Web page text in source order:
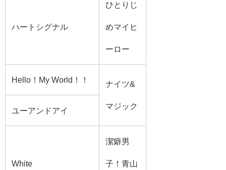
ハートシグナル
ひとりじ
めマイヒ
ーロー
Hello！My World！！ ナイツ&
マジック
ユーアンドアイ
White
潔癖男
子！青山